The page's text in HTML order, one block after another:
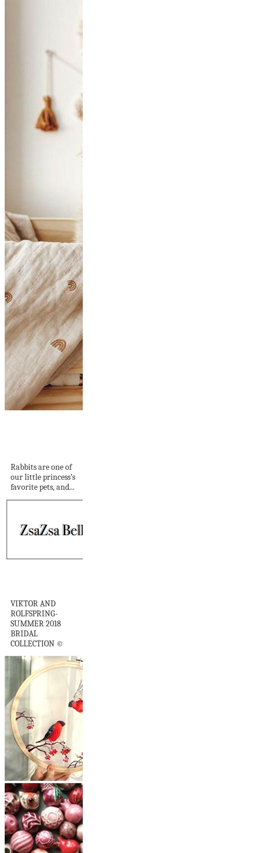
Rabbits are one of
our little princess’s
favorite pets, and...
VIKTOR AND
ROLFSPRING-
SUMMER 2018
BRIDAL
COLLECTION ©